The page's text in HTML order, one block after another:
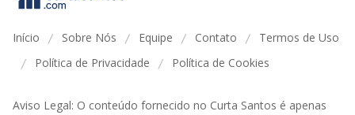
Início / Sobre Nós / Equipe / Contato / Termos de Uso
/ Política de Privacidade / Política de Cookies
Aviso Legal: O conteúdo fornecido no Curta Santos é apenas